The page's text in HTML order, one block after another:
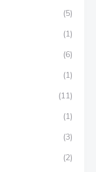
(5)
(1)
(6)
(1)
(11)
(1)
(3)
(2)